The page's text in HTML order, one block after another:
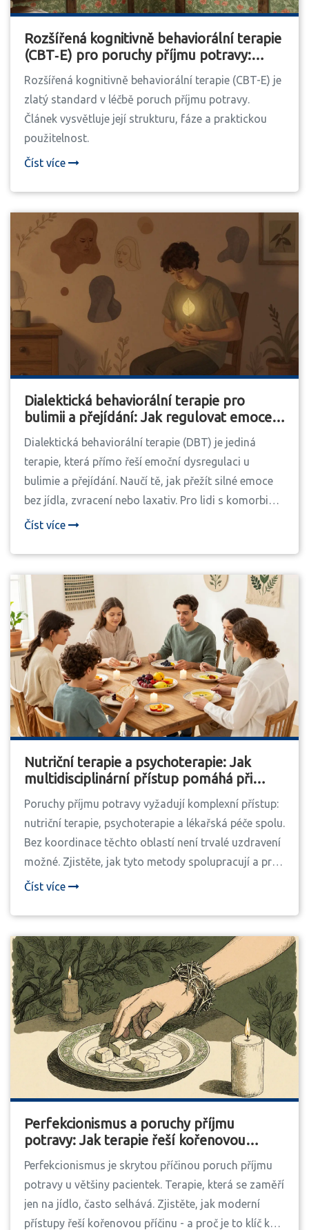
Rozšířená kognitivně behaviorální terapie
(CBT‑E) pro poruchy příjmu potravy:
Strukturovaná léčba
Rozšířená kognitivně behaviorální terapie (CBT-E) je
zlatý standard v léčbě poruch příjmu potravy.
Článek vysvětluje její strukturu, fáze a praktickou
použitelnost.
Číst více
Dialektická behaviorální terapie pro
bulimii a přejídání: Jak regulovat emoce a
Dialektická behaviorální terapie (DBT) je jediná
terapie, která přímo řeší emoční dysregulaci u
bulimie a přejídání. Naučí tě, jak přežít silné emoce
bez jídla, zvracení nebo laxativ. Pro lidi s komorbidní
poruchou osobnosti je to nejúčinnější metoda.
Číst více
Nutriční terapie a psychoterapie: Jak
multidisciplinární přístup pomáhá při
poruchách příjmu potravy
Poruchy příjmu potravy vyžadují komplexní přístup:
nutriční terapie, psychoterapie a lékařská péče spolu.
Bez koordinace těchto oblastí není trvalé uzdravení
možné. Zjistěte, jak tyto metody spolupracují a proč
je každá nezbytná.
Číst více
Perfekcionismus a poruchy příjmu
potravy: Jak terapie řeší kořenovou
příčinu
Perfekcionismus je skrytou příčinou poruch příjmu
potravy u většiny pacientek. Terapie, která se zaměří
jen na jídlo, často selhává. Zjistěte, jak moderní
přístupy řeší kořenovou příčinu - a proč je to klíč k